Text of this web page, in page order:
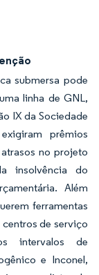
submersa pode
linha de GNL,
IX da Sociedade
prêmios
no projeto
insolvência do
Além
ferramentas
de serviço
intervalos de
e Inconel,